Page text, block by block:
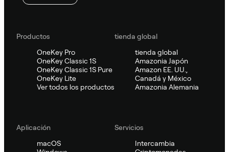
Productos
OneKey Pro
OneKey Classic 1S
OneKey Classic 1S Pure
OneKey Lite
Ver todos los productos
tienda global
tienda global
Amazonia Japón
Amazon EE. UU.,
Canadá y México
Amazonia Alemania
Aplicación
macOS
Servicios
Intercambia